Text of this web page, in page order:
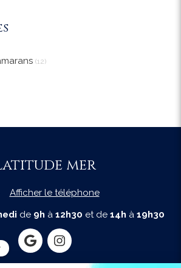
(12)
mer
Afficher le téléphone
de 9h à 12h30 et de 14h à 19h30